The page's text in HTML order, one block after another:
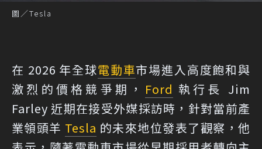
圖／Tesla
在 2026 年全球電動車市場進入高度飽和與
激烈的價格競爭期， Ford 執行長 Jim
Farley 近期在接受外媒採訪時，針對當前產
業領頭羊 Tesla 的未來地位發表了觀察，他